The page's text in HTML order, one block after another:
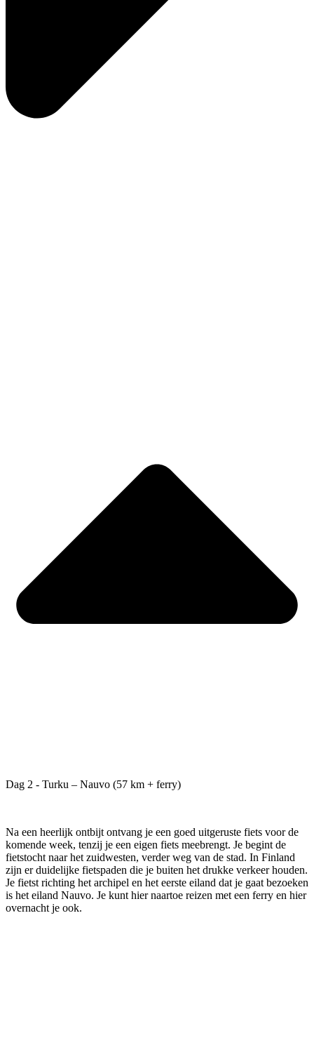
Dag 2 - Turku – Nauvo (57 km + ferry)
Na een heerlijk ontbijt ontvang je een goed uitgeruste fiets voor de
komende week, tenzij je een eigen fiets meebrengt. Je begint de
fietstocht naar het zuidwesten, verder weg van de stad. In Finland
zijn er duidelijke fietspaden die je buiten het drukke verkeer houden.
Je fietst richting het archipel en het eerste eiland dat je gaat bezoeken
is het eiland Nauvo. Je kunt hier naartoe reizen met een ferry en hier
overnacht je ook.